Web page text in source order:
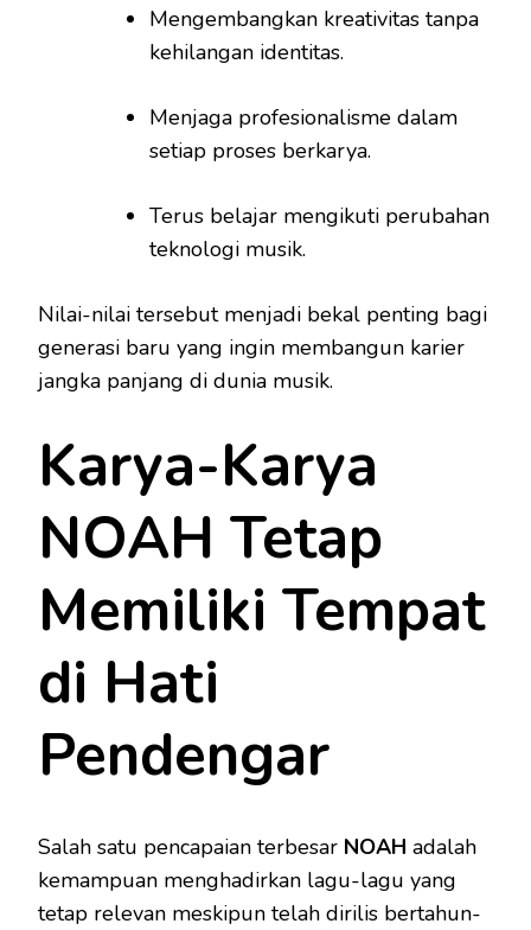
Mengembangkan kreativitas tanpa
kehilangan identitas.
Menjaga profesionalisme dalam
setiap proses berkarya.
Terus belajar mengikuti perubahan
teknologi musik.
Nilai-nilai tersebut menjadi bekal penting bagi
generasi baru yang ingin membangun karier
jangka panjang di dunia musik.
Karya-Karya
NOAH Tetap
Memiliki Tempat
di Hati
Pendengar
Salah satu pencapaian terbesar NOAH adalah
kemampuan menghadirkan lagu-lagu yang
tetap relevan meskipun telah dirilis bertahun-